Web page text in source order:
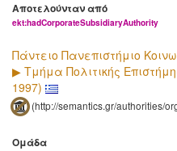
Αποτελούνταν από
ekt:hadCorporateSubsidiaryAuthority
Πάντειο Πανεπιστήμιο
▶ Τμήμα Πολιτικής
1997)
(http://semantics.gr/authorities/
Ομάδα